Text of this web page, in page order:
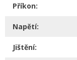
Příkon:
Napětí:
Jištění: